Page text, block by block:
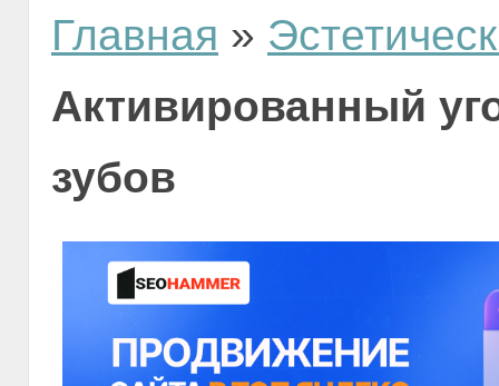
Главная »
Активированный
зубов